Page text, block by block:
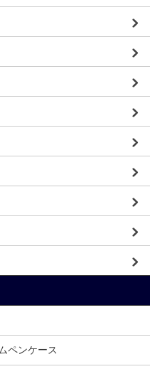
ペンケース